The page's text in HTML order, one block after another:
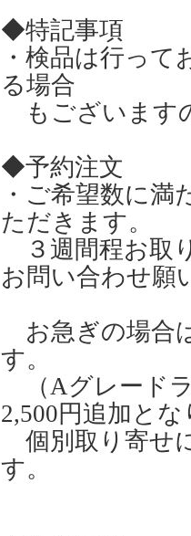
◆特記事項
・検品は行っ
る場合
もございます
◆予約注文
・ご希望数に
ただきます。
３週間程お取
お問い合わせ願
お急ぎの場合
す。
（Aグレード
2,500円追加と
個別取り寄せ
す。